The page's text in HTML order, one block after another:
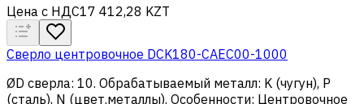
Цена с НДС17 412,28 KZT
Сверло центровочное DCK180-CAEC00-1000
ØD сверла: 10. Обрабатываемый металл: K (чугун), Р
(сталь), N (цвет.металлы). Особенности: Центровочное